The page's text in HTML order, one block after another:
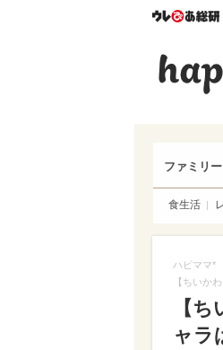
ファミリー
食生活
ハピママ*
【ちいか
【
ャラ